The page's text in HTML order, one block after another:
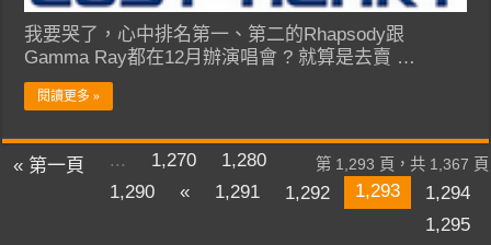
我要哭了，心中排名第一、第二的Rhapsody跟
Gamma Ray都在12月辦演唱會 ? 就算是去賣 …
閱讀更多 »
第 1,293 頁，共 1,367 頁
« 第一頁 ... 1,270
1,280
1,290
« 1,291 1,292 1,293
1,294
1,295